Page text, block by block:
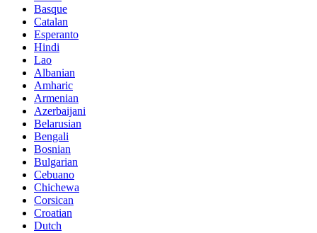
Basque
Catalan
Esperanto
Hindi
Lao
Albanian
Amharic
Armenian
Azerbaijani
Belarusian
Bengali
Bosnian
Bulgarian
Cebuano
Chichewa
Corsican
Croatian
Dutch